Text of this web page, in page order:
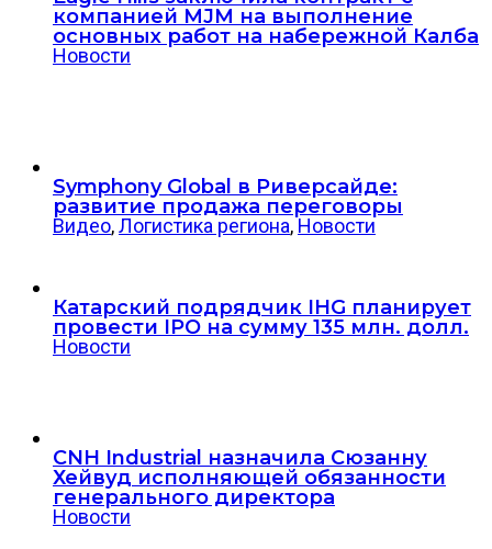
компанией MJM на выполнение
основных работ на набережной Калба
Новости
Symphony Global в Риверсайде:
развитие продажа переговоры
Видео,Логистика региона, Новости
Катарский подрядчик IHG планирует
провести IPO на сумму 135 млн. долл.
Новости
CNH Industrial назначила Сюзанну
Хейвуд исполняющей обязанности
генерального директора
Новости